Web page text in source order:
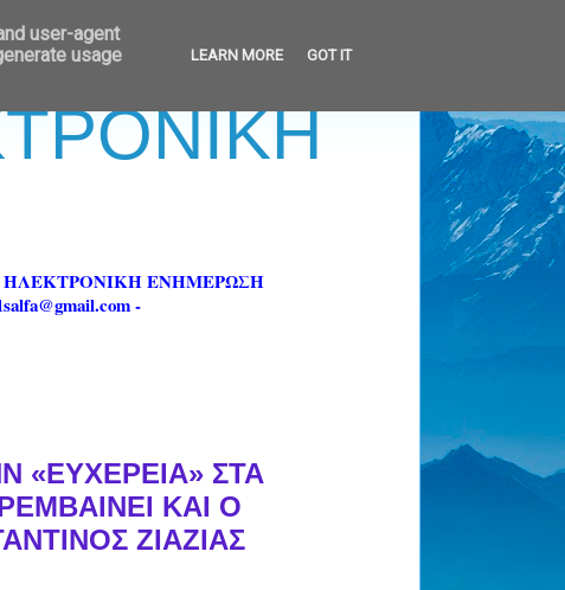
ΗΛΕΚΤΡΟΝΙΚΗ ΕΝΗΜΕΡΩΣΗ
-
«ΕΥΧΕΡΕΙΑ» ΣΤΑ
ΚΑΙ Ο
ΖΙΑΖΙΑΣ
user-agent
usage
LEARN MORE GOT IT